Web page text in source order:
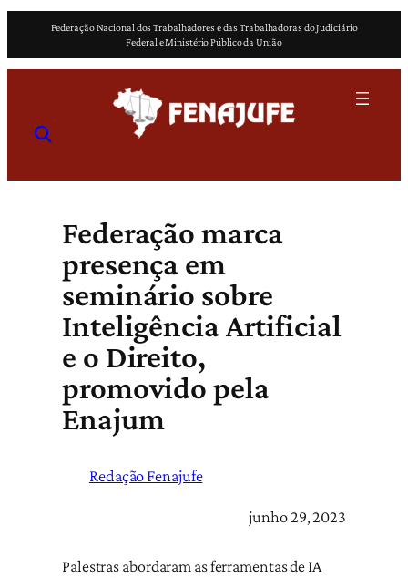
o
Federação Nacional dos Trabalhadores e das Trabalhadoras do Judiciário
Federal e Ministério Público da União
Federação marca
presença em
seminário sobre
Inteligência Artificial
e o Direito,
promovido pela
Enajum
Redação Fenajufe
junho 29, 2023
Palestras abordaram as ferramentas de IA